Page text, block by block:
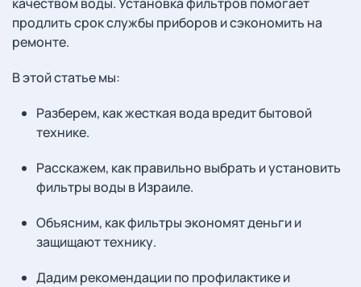
продлить срок службы приборов и сэкономить на
ремонте.
В этой статье мы:
Разберем, как жесткая вода вредит бытовой
технике.
Расскажем, как правильно выбрать и установить
фильтры воды в Израиле.
Объясним, как фильтры экономят деньги и
защищают технику.
Дадим рекомендации по профилактике и